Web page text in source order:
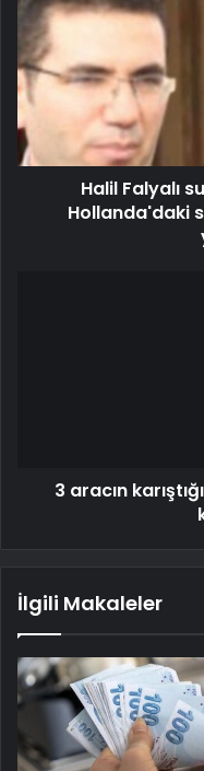
Halil Falyalı
Hollanda'daki
3 aracın
İlgili Makaleler